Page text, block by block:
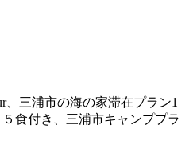
、三浦市の海の家滞在プラン1
食付き、三浦市キャンププラ